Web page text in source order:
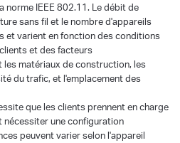
IEEE 802.11. Le débit de
sans fil et le nombre d'appareils
et varient en fonction des conditions
et des facteurs
les matériaux de construction, les
du trafic, et l'emplacement des
que les clients prennent en charge
une configuration
peuvent varier selon l'appareil